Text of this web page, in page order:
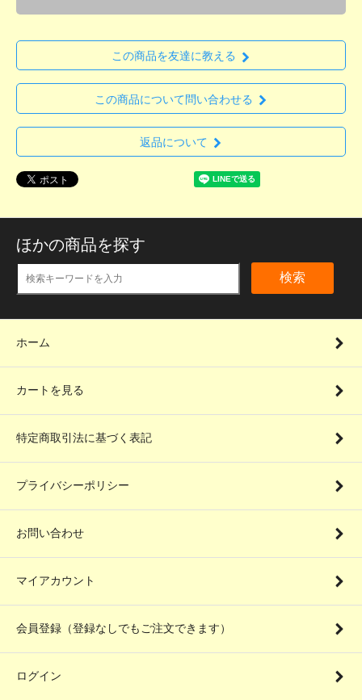
この商品を友達に教える
この商品について問い合わせる
返品について
ほかの商品を探す
検索
ホーム
カートを見る
特定商取引法に基づく表記
プライバシーポリシー
お問い合わせ
マイアカウント
会員登録（登録なしでもご注文できます）
ログイン